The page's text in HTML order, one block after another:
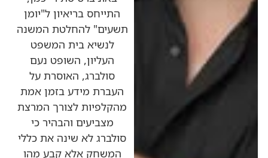
התייחס בריאיון ל"יומן
תשעים" להחלטת המשנה
לנשיא בית המשפט
העליון, השופט נעם
סולברג, האוסרת על
העברת מידע בזמן אמת
מהקלפיות לצורך המרצת
מצביעים והבהיר כי
סולברג לא שינה את כללי
המשחק אלא קבע מהו